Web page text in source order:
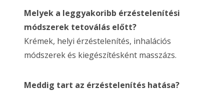
Melyek a leggyakoribb érzéstelenítési
módszerek tetoválás előtt?
Krémek, helyi érzéstelenítés, inhalációs
módszerek és kiegészítésként masszázs.
Meddig tart az érzéstelenítés hatása?